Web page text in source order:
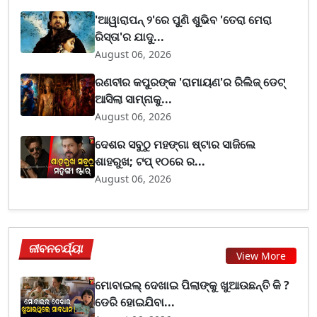
'ଆୱାରାପନ୍ ୨'ରେ ପୁଣି ଶୁଭିବ 'ତେରା ମେରା
ରିସ୍ତା'ର ଯାଦୁ...
August 06, 2026
ରଣବୀର କପୁରଙ୍କ 'ରାମାୟଣ'ର ରିଲିଜ୍ ଡେଟ୍
ଆସିଲା ସାମ୍ନାକୁ...
August 06, 2026
ଦେଶର ସବୁଠୁ ମହଙ୍ଗା ଷ୍ଟାର ସାଜିଲେ
ଶାହରୁଖ; ଟପ୍‌ ୧୦ରେ ର...
August 06, 2026
ଜୀବନଚର୍ଯ୍ୟା View More
ମୋବାଇଲ୍ ଦେଖାଇ ପିଲାଙ୍କୁ ଖୁଆଉଛନ୍ତି କି ?
ଡେରି ହୋଇଯିବା...